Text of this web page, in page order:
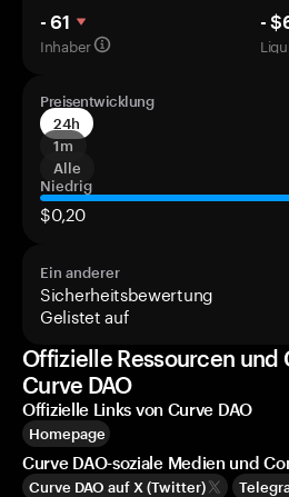
- 61
Inhaber
-
Preisentwicklung
24h
1m
Alle
Niedrig
$0,20
Ein anderer
Sicherheitsbewertung
Gelistet auf
Offizielle Ressourcen und
Curve DAO
Offizielle Links von Curve DAO
Homepage
Curve DAO-soziale Medien und
Curve DAO auf X (Twitter)